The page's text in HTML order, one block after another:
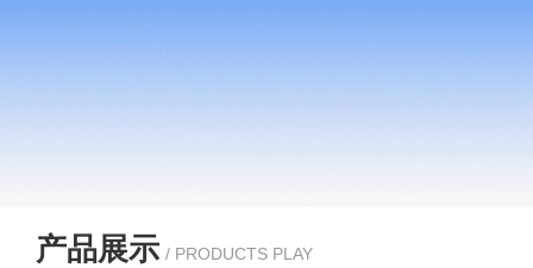
产品展示 / PRODUCTS PLAY